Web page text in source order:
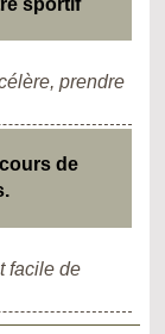
sportif
prendre
de
facile de